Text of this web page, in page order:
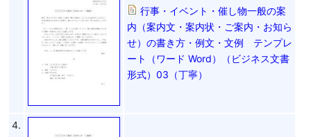
行事・イベント・催し物一般の案
内（案内文・案内状・ご案内・お知ら
せ）の書き方・例文・文例 テンプレ
ート（ワード Word）（ビジネス文書
形式）03（丁寧）
4.